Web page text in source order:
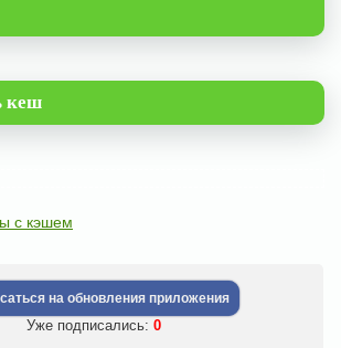
кеш
с кэшем
на обновления приложения
Уже подписались: 0